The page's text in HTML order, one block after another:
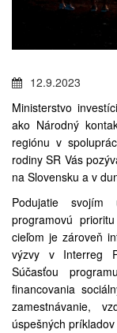
12.9.2023
Ministerstvo
ako Národný
regiónu v
rodiny SR Vás
na Slovensku a v
Podujatie svojím
programovú
cieľom je zároveň
výzvy v Interreg
Súčasťou
financovania
zamestnávanie,
úspešných